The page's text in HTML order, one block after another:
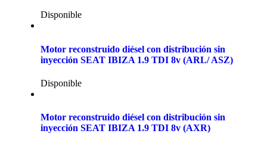
Disponible
Motor reconstruido diésel con distribución sin
inyección SEAT IBIZA 1.9 TDI 8v (ARL/ ASZ)
Disponible
Motor reconstruido diésel con distribución sin
inyección SEAT IBIZA 1.9 TDI 8v (AXR)